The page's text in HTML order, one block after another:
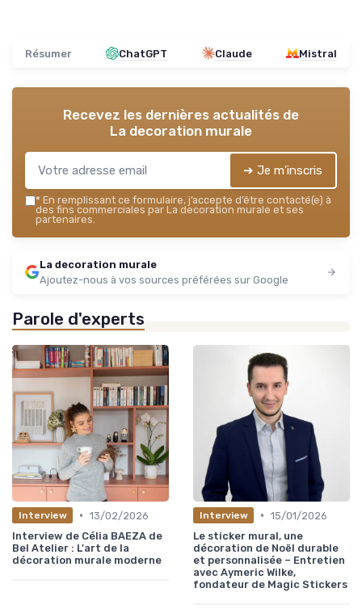
Résumer ChatGPT Claude Mistral
Recevez les dernières actualités de
La decoration murale
➔ Je m'inscris
* En remplissant ce formulaire, j’accepte d’être contacté(e) à
des fins commerciales par La decoration murale et ses
partenaires.
La decoration murale
Ajoutez-nous à vos sources préférées sur Google
Parole d'experts
Interview • 13/02/2026
Interview de Célia BAEZA de
Bel Atelier : L'art de la
décoration murale moderne
Interview • 15/01/2026
Le sticker mural, une
décoration de Noël durable
et personnalisée – Entretien
avec Aymeric Wilke,
fondateur de Magic Stickers